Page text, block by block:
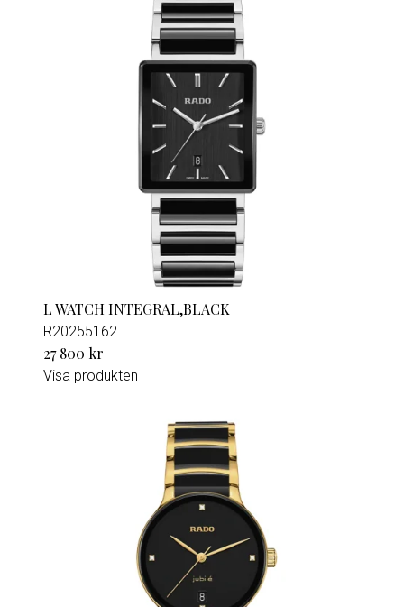
L WATCH INTEGRAL,BLACK
R20255162
27 800 kr
Visa produkten